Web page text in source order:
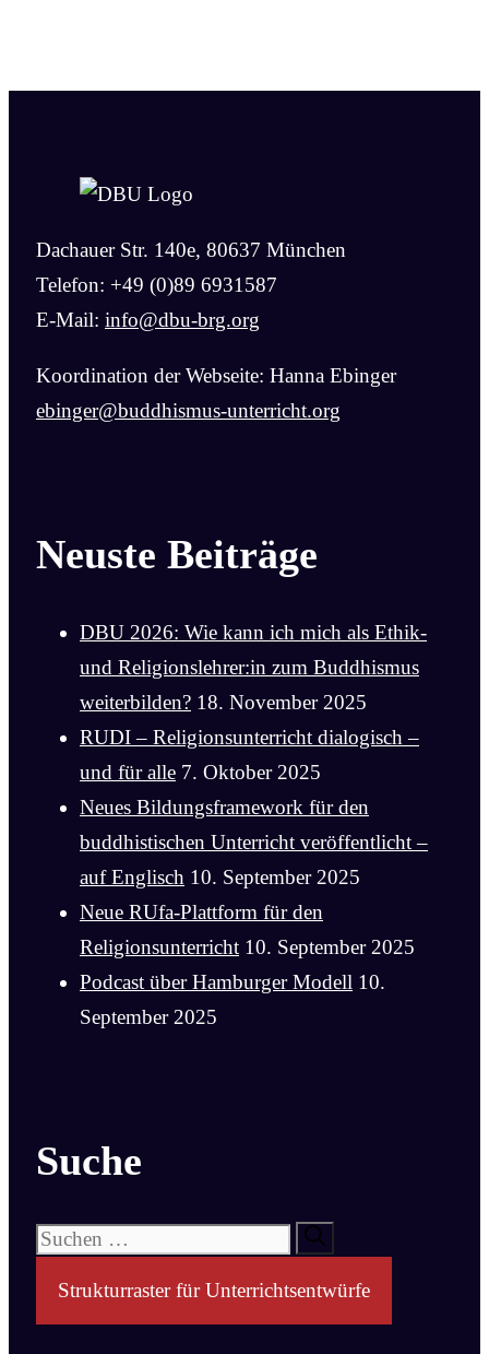
Dachauer Str. 140e, 80637 München
Telefon: +49 (0)89 6931587
E-Mail: info@dbu-brg.org
Koordination der Webseite: Hanna Ebinger
ebinger@buddhismus-unterricht.org
Neuste Beiträge
DBU 2026: Wie kann ich mich als Ethik-
und Religionslehrer:in zum Buddhismus
weiterbilden? 18. November 2025
RUDI – Religionsunterricht dialogisch –
und für alle 7. Oktober 2025
Neues Bildungsframework für den
buddhistischen Unterricht veröffentlicht –
auf Englisch 10. September 2025
Neue RUfa-Plattform für den
Religionsunterricht 10. September 2025
Podcast über Hamburger Modell 10.
September 2025
Suche
Suchen
Strukturraster für Unterrichtsentwürfe